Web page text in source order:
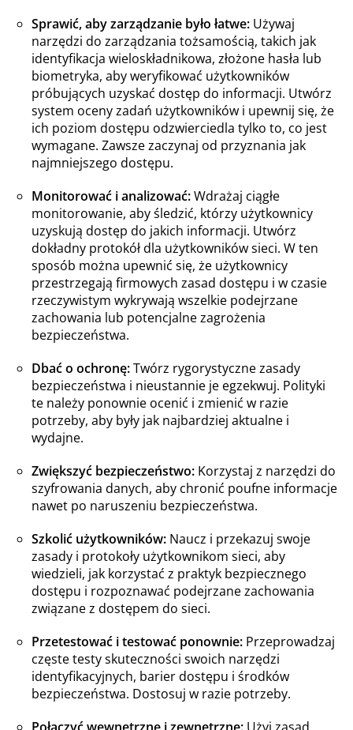
Sprawić, aby zarządzanie było łatwe: Używaj
narzędzi do zarządzania tożsamością, takich jak
identyfikacja wieloskładnikowa, złożone hasła lub
biometryka, aby weryfikować użytkowników
próbujących uzyskać dostęp do informacji. Utwórz
system oceny zadań użytkowników i upewnij się, że
ich poziom dostępu odzwierciedla tylko to, co jest
wymagane. Zawsze zaczynaj od przyznania jak
najmniejszego dostępu.
Monitorować i analizować:Wdrażaj ciągłe
monitorowanie, aby śledzić, którzy użytkownicy
uzyskują dostęp do jakich informacji. Utwórz
dokładny protokół dla użytkowników sieci. W ten
sposób można upewnić się, że użytkownicy
przestrzegają firmowych zasad dostępu i w czasie
rzeczywistym wykrywają wszelkie podejrzane
zachowania lub potencjalne zagrożenia
bezpieczeństwa.
Dbać o ochronę:Twórz rygorystyczne zasady
bezpieczeństwa i nieustannie je egzekwuj. Polityki
te należy ponownie ocenić i zmienić w razie
potrzeby, aby były jak najbardziej aktualne i
wydajne.
Zwiększyć bezpieczeństwo: Korzystaj z narzędzi do
szyfrowania danych, aby chronić poufne informacje
nawet po naruszeniu bezpieczeństwa.
Szkolić użytkowników: Naucz i przekazuj swoje
zasady i protokoły użytkownikom sieci, aby
wiedzieli, jak korzystać z praktyk bezpiecznego
dostępu i rozpoznawać podejrzane zachowania
związane z dostępem do sieci.
Przetestować i testować ponownie: Przeprowadzaj
częste testy skuteczności swoich narzędzi
identyfikacyjnych, barier dostępu i środków
bezpieczeństwa. Dostosuj w razie potrzeby.